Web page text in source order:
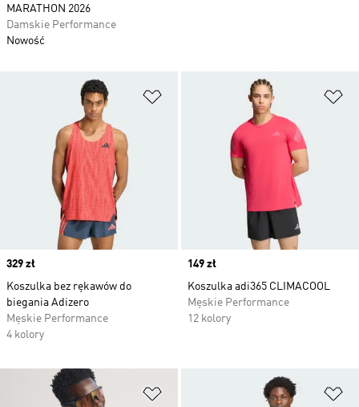
Dodaj do listy życzeń
Price
329 zł
Koszulka bez rękawów do
biegania Adizero
Męskie Performance
4 kolory
Price
149 zł
Koszulka adi365 CLIMACOOL
Męskie Performance
12 kolory
Dodaj do listy życzeń
MARATHON 2026
Damskie Performance
Nowość